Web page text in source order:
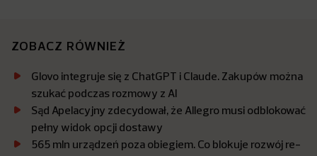
ZOBACZ RÓWNIEŻ
Glovo integruje się z ChatGPT i Claude. Zakupów można
szukać podczas rozmowy z AI
Sąd Apelacyjny zdecydował, że Allegro musi odblokować
pełny widok opcji dostawy
565 mln urządzeń poza obiegiem. Co blokuje rozwój re-